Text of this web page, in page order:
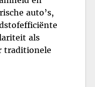
auto’s,
als
traditionele